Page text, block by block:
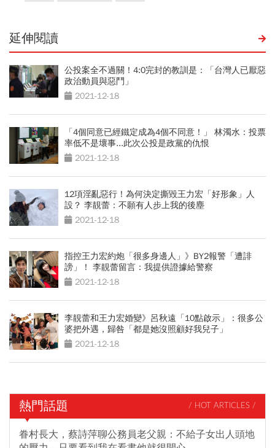
延伸閱讀
公投案全不過關！4:0完封的教訓是：「台灣人已厭惡
政治動員與惡鬥」
2021-12-18
「4個同意已經鐵定成為4個不同意！」 林濁水：投票
率低不是壞事...此次公投是政黨的仇恨
2021-12-18
12項淫亂惡行！為何決定撕毀王力宏「好形象」人
設？ 李靚蕾：不願有人步上我的後塵
2021-12-18
指控王力宏約炮「很多身邊人」》BY2報警「遭誹
謗」！ 李靚蕾留言：我提供證據給警察
2021-12-18
李靚蕾和王力宏婚變》呂秋遠「10點啟示」：很多公
婆把外遇，歸咎「都是她沒照顧好我兒子」
2021-12-18
熱門話題 / HOT ARTICLES /
眷村長大，蔡詩萍聊公務員老父親：不給子女出人頭地